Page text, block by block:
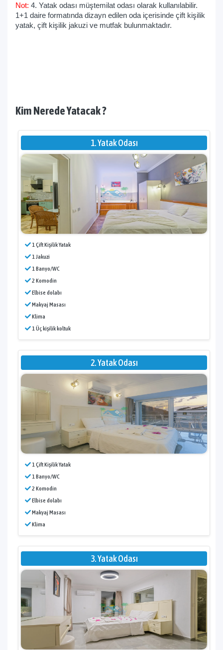
Not: 4. Yatak odası müştemilat odası olarak kullanılabilir.
1+1 daire formatında dizayn edilen oda içerisinde çift kişilik
yatak, çift kişilik jakuzi ve mutfak bulunmaktadır.
Kim Nerede Yatacak ?
1. Yatak Odası
1 Çift Kişilik Yatak
1 Jakuzi
1 Banyo/WC
2 Komodin
Elbise dolabı
Makyaj Masası
Klima
1 Üç kişilik koltuk
2. Yatak Odası
1 Çift Kişilik Yatak
1 Banyo/WC
2 Komodin
Elbise dolabı
Makyaj Masası
Klima
3. Yatak Odası